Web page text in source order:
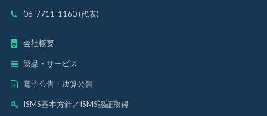
06-7711-1160 (代表)
会社概要
製品・サービス
電子公告・決算公告
ISMS基本方針／ISMS認証取得